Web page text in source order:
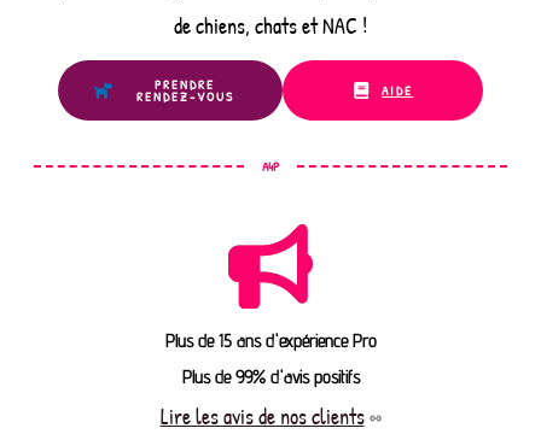
de chiens, chats et NAC !
PRENDRE
RENDEZ-VOUS AIDE
A4P
Plus de 15 ans d'expérience Pro
Plus de 99% d'avis positifs
Lire les avis de nos clients